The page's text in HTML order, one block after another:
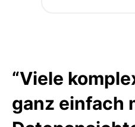
“Viele
ganz einfach